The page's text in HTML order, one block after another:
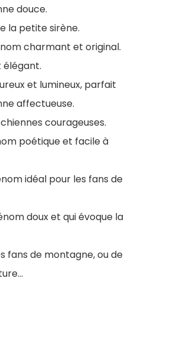
douce.
la petite sirène.
charmant et original.
élégant.
et lumineux, parfait
affectueuse.
courageuses.
poétique et facile à
idéal pour les fans de
doux et qui évoque la
fans de montagne, ou de